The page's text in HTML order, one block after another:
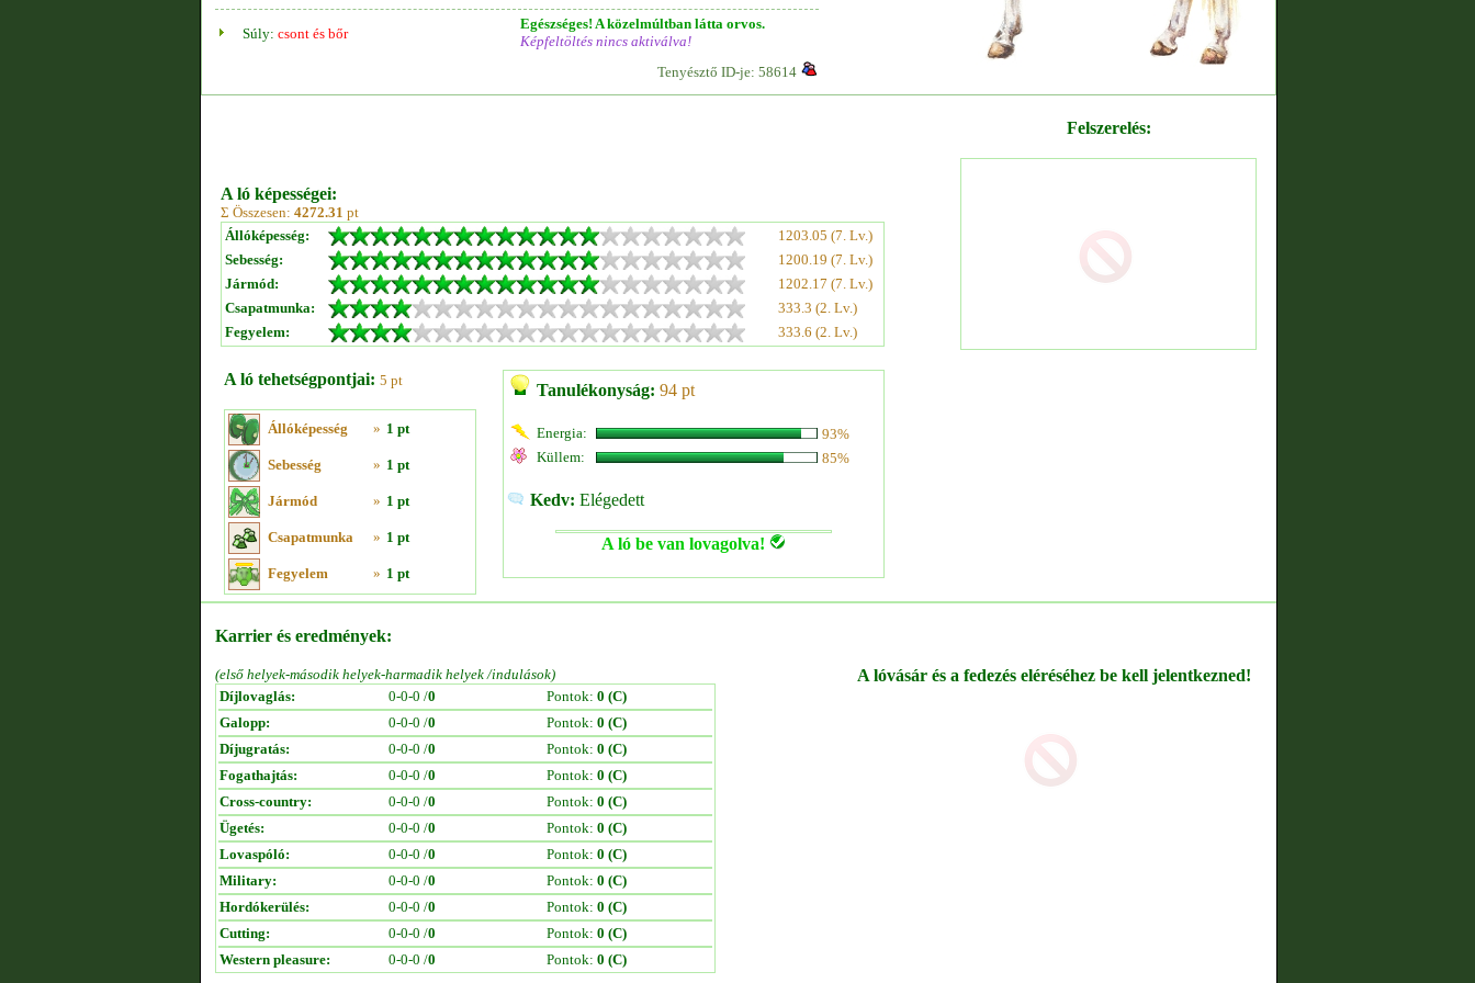
Súly: csont és bőr
Egészséges! A közelmúltban látta orvos.
Képfeltöltés nincs aktiválva!
Tenyésztő ID-je: 58614
A ló képességei:
Σ Összesen: 4272.31 pt
Állóképesség:
1203.05 (7. Lv.)
Sebesség:
1200.19 (7. Lv.)
Jármód:
1202.17 (7. Lv.)
Csapatmunka:
333.3 (2. Lv.)
Fegyelem:
333.6 (2. Lv.)
A ló tehetségpontjai: 5 pt
Állóképesség » 1 pt
Sebesség » 1 pt
Jármód » 1 pt
Csapatmunka » 1 pt
Fegyelem » 1 pt
Tanulékonyság: 94 pt
Energia:
93%
Küllem:
85%
Kedv: Elégedett
A ló be van lovagolva!
Felszerelés:
Karrier és eredmények:
(első helyek-második helyek-harmadik helyek /indulások)
Díjlovaglás:
0-0-0 /0 Pontok: 0 (C)
Galopp:
0-0-0 /0 Pontok: 0 (C)
Díjugratás:
0-0-0 /0 Pontok: 0 (C)
Fogathajtás:
0-0-0 /0 Pontok: 0 (C)
Cross-country:
0-0-0 /0 Pontok: 0 (C)
Ügetés:
0-0-0 /0 Pontok: 0 (C)
Lovaspóló:
0-0-0 /0 Pontok: 0 (C)
Military:
0-0-0 /0 Pontok: 0 (C)
Hordókerülés:
0-0-0 /0 Pontok: 0 (C)
Cutting:
0-0-0 /0 Pontok: 0 (C)
Western pleasure:
0-0-0 /0 Pontok: 0 (C)
A lóvásár és a fedezés eléréséhez be kell jelentkezned!